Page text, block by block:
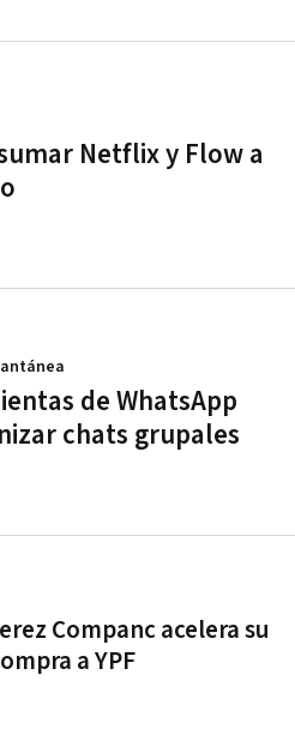
Netflix y Flow a
de WhatsApp
chats grupales
Companc acelera su
a YPF